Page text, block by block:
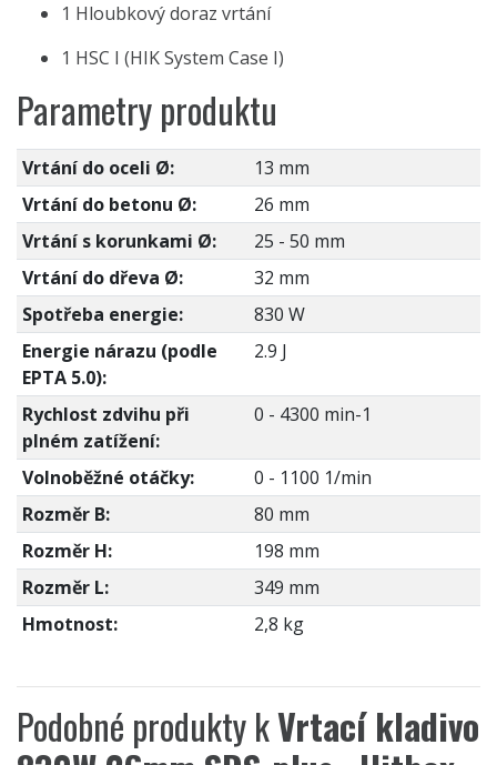
1 Hloubkový doraz vrtání
1 HSC I (HIK System Case I)
Parametry produktu
Vrtání do oceli Ø:
13 mm
Vrtání do betonu Ø:
26 mm
Vrtání s korunkami Ø:
25 - 50 mm
Vrtání do dřeva Ø:
32 mm
Spotřeba energie:
830 W
Energie nárazu (podle
EPTA 5.0):
2.9 J
Rychlost zdvihu při
plném zatížení:
0 - 4300 min-1
Volnoběžné otáčky:
0 - 1100 1/min
Rozměr B:
80 mm
Rozměr H:
198 mm
Rozměr L:
349 mm
Hmotnost:
2,8 kg
Podobné produkty kVrtací kladivo